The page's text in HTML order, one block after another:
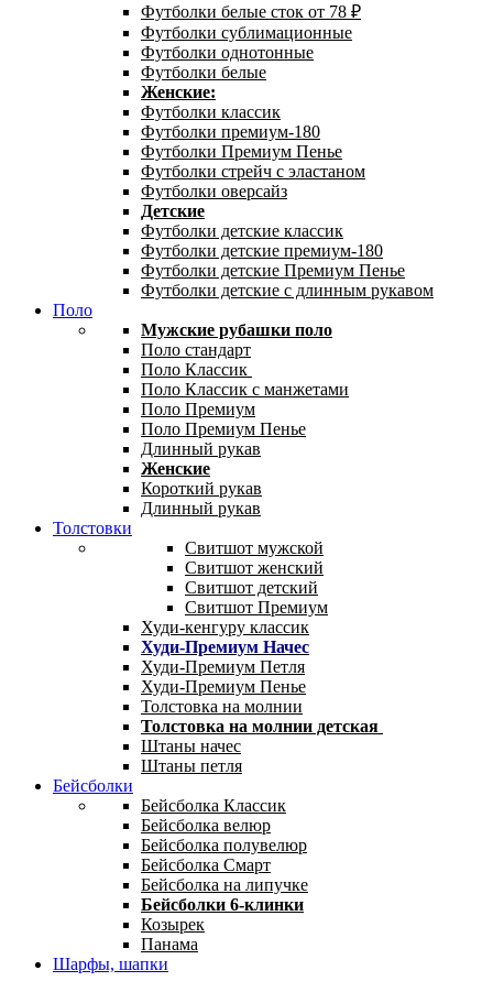
Футболки белые сток от 78 ₽
Футболки сублимационные
Футболки однотонные
Футболки белые
Женские:
Футболки классик
Футболки премиум-180
Футболки Премиум Пенье
Футболки стрейч с эластаном
Футболки оверсайз
Детские
Футболки детские классик
Футболки детские премиум-180
Футболки детские Премиум Пенье
Футболки детские с длинным рукавом
Поло
Мужские рубашки поло
Поло стандарт
Поло Классик
Поло Классик с манжетами
Поло Премиум
Поло Премиум Пенье
Длинный рукав
Женские
Короткий рукав
Длинный рукав
Толстовки
Свитшот мужской
Свитшот женский
Свитшот детский
Свитшот Премиум
Худи-кенгуру классик
Худи-Премиум Начес
Худи-Премиум Петля
Худи-Премиум Пенье
Толстовка на молнии
Толстовка на молнии детская
Штаны начес
Штаны петля
Бейсболки
Бейсболка Классик
Бейсболка велюр
Бейсболка полувелюр
Бейсболка Смарт
Бейсболка на липучке
Бейсболки 6-клинки
Козырек
Панама
Шарфы, шапки